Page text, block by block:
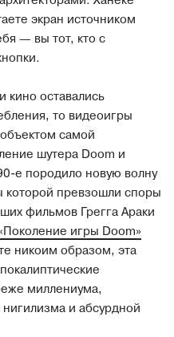
экран источником
— вы тот, кто с
кино оставались
то видеоигры
самой
шутера Doom и
е породило новую волну
превзошли споры
фильмов Грегга Араки
игры Doom»
никоим образом, эта
миллениума,
и абсурдной